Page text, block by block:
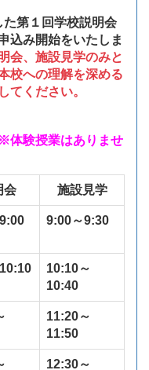
た第１回学校説明会
込み開始をいたしま
会、施設見学のみと
校への理解を深める
てください。
験授業はありませ
会 施設見学
9:00～9:30
10:10～
10:40
11:20～
11:50
12:30～